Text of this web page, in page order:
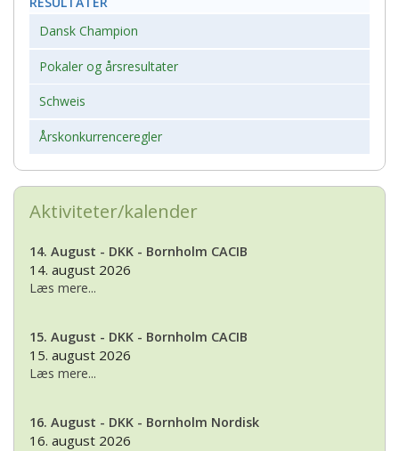
Dansk Champion
Pokaler og årsresultater
Schweis
Årskonkurrenceregler
Aktiviteter/kalender
14. August - DKK - Bornholm CACIB
14. august 2026
Læs mere...
15. August - DKK - Bornholm CACIB
15. august 2026
Læs mere...
16. August - DKK - Bornholm Nordisk
16. august 2026